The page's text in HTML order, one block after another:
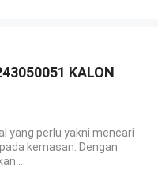
KALON
yang perlu yakni mencari
kemasan. Dengan
...